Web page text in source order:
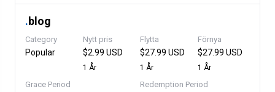
.blog
Category
Popular
Nytt pris
$2.99 USD
1 År
Flytta
$27.99 USD
1 År
Förnya
$27.99 USD
1 År
Grace Period Redemption Period